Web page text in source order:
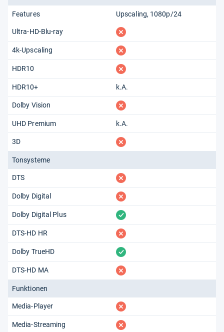
Features Upscaling 1080p/24
Ultra-HD-Blu-ray fehlt
4k-Upscaling fehlt
HDR10 fehlt
HDR10+ k.A.
Dolby Vision fehlt
UHD Premium k.A.
3D fehlt
Tonsysteme
DTS fehlt
Dolby Digital fehlt
Dolby Digital Plus vorhanden
DTS-HD HR fehlt
Dolby TrueHD vorhanden
DTS-HD MA fehlt
Funktionen
Media-Player fehlt
Media-Streaming fehlt